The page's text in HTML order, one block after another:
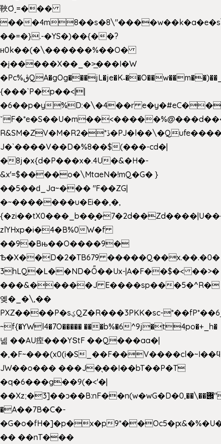
䩡Ơ˼=���
��
��=�}.-�YS�)��{��?
ʜ0k��(�\������%��O�
�į�����X��_�>̲���I�W
�Pc%ڨQA�gOg���jL�je�K˗��O��w��m��)��_��Rߊu>
{���`P�p��<||
�6��p�y%D:�\�4��r
R&SM�ZV�M�R2�*ڏ�PJ�l��\�Qufe����<�l���
J�`����V��D�%8��$(���-cd�|
�8j�x{d�P���x�.4U�&�H�-
&x'=$����o�\MtaeN�!mQ�G� }
��5��ԁ_Ja~��� "F��ZG|
�~�������u�Ei��,�,
zlYHxp�i�4�B%0W�f
��9�Bњ��O����9�
Ѣ�X��D�2�TB679 �����Q��x.��.�0�
3hLQ�L��ND�Ȫ��Ux-|A�F��$�< ��>�
���&�����J E����sp���5�^R�
옞�_�\,��
PXZ����P�sؼQZ�R���3PKK�sc-*��fP*��6_̦Q���H�hl��a��j��dӤ�ܥ�Ք�7�)S�_3y��@�n-
~f{�YWl4�7O����� ���b%�6^9j�t4po�+_h�
넮 ��AU痓���YՏtF ��Q���aa�|
�,�F~���(x0(i�S
JW��o��� ���J�̖��I��bT��P�T
�q�6���g��9(�<'�|
��Xz;�3]��ͻ��B:nF��n(w�wG�D�݌��\��,0"�
�A��7B�C�-
�G�o�fH�]�p�x�p
�� ��nT���